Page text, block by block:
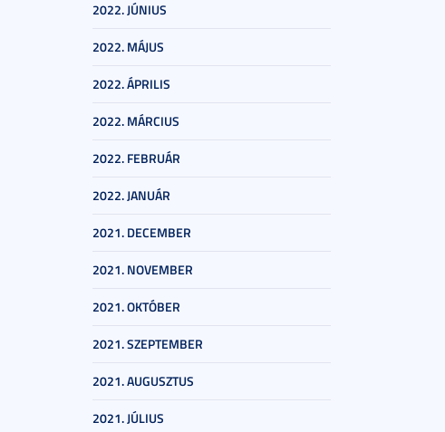
2022. JÚNIUS
2022. MÁJUS
2022. ÁPRILIS
2022. MÁRCIUS
2022. FEBRUÁR
2022. JANUÁR
2021. DECEMBER
2021. NOVEMBER
2021. OKTÓBER
2021. SZEPTEMBER
2021. AUGUSZTUS
2021. JÚLIUS